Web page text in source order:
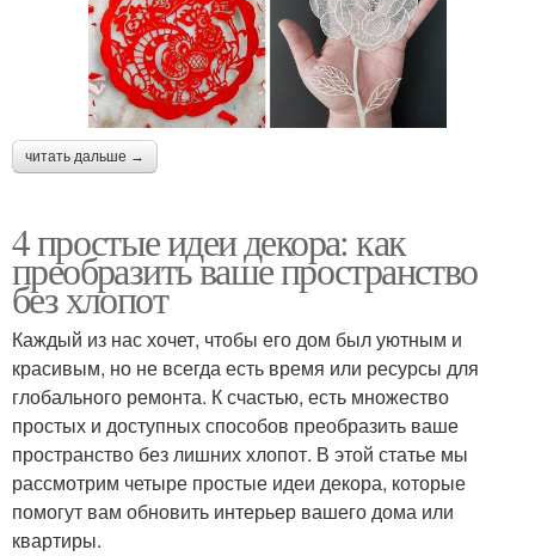
читать дальше →
4 простые идеи декора: как
преобразить ваше пространство
без хлопот
Каждый из нас хочет, чтобы его дом был уютным и
красивым, но не всегда есть время или ресурсы для
глобального ремонта. К счастью, есть множество
простых и доступных способов преобразить ваше
пространство без лишних хлопот. В этой статье мы
рассмотрим четыре простые идеи декора, которые
помогут вам обновить интерьер вашего дома или
квартиры.